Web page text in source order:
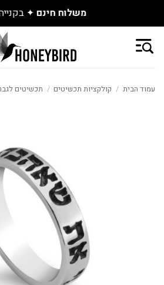
גלו את התכשיטים החדשים
עמוד הבית / קולקציות תכשיטים / תכשיטים